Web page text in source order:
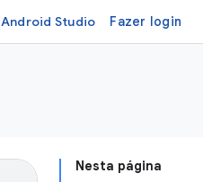
Android Studio Fazer login
Nesta página